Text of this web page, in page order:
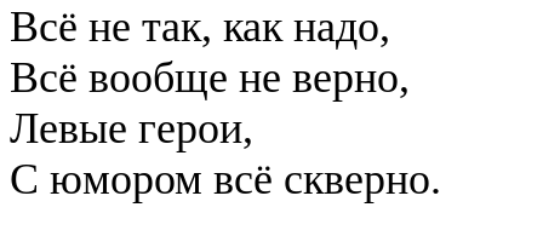
Всё не так, как надо,
Всё вообще не верно,
Левые герои,
C юмором всё скверно.